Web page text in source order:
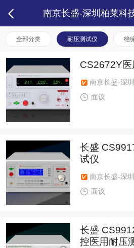
南京长盛-深圳柏莱科
全部分类 耐压测试仪 绝
CS2672Y
南京长盛-深
面议
长盛
试仪
南京长盛-深
面议
长盛
控医用耐压